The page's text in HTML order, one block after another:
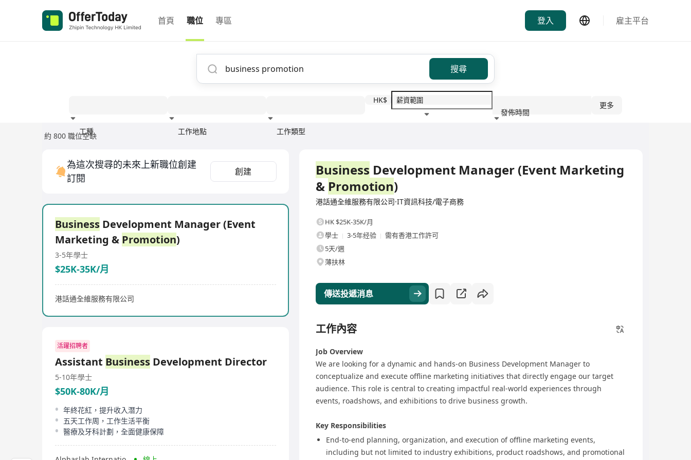
首頁 職位 專區 登入 雇主平台
搜尋
工種 工作地點 工作類型
HK$
發佈時間
更多
約 800 職位空缺
為這次搜尋的未來上新職位創建
訂閱
創建
Business Development Manager (Event
Marketing & Promotion)
3-5年學士
$25K-35K/月
港話通全維服務有限公司
活躍招聘者
Assistant Business Development Director
5-10年學士
$50K-80K/月
年終花紅，提升收入潛力
五天工作周，工作生活平衡
醫療及牙科計劃，全面健康保障
Business Development Manager (Event Marketing
& Promotion)
港話通全維服務有限公司·IT資訊科技/電子商務
HK $25K-35K/月
學士
3-5年经验
需有香港工作許可
5天/週
薄扶林
傳送投遞消息
工作內容
Job Overview
We are looking for a dynamic and hands-on Business Development Manager to
conceptualize and execute offline marketing initiatives that directly engage our target
audience. This role is central to creating impactful real-world experiences through
events, roadshows, and exhibitions to drive business growth.
Key Responsibilities
End-to-end planning, organization, and execution of offline marketing events,
including but not limited to industry exhibitions, product roadshows, and promotional